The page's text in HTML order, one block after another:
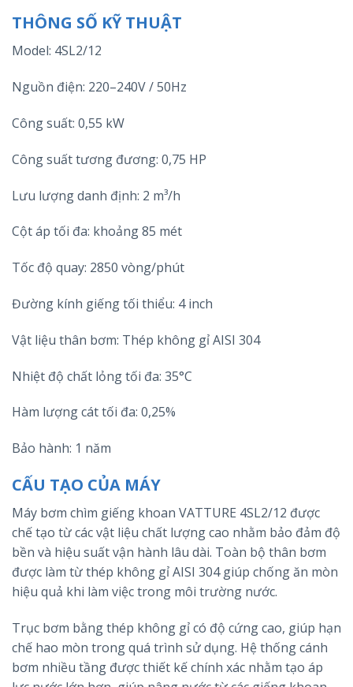
THÔNG SỐ KỸ THUẬT
Model: 4SL2/12
Nguồn điện: 220–240V / 50Hz
Công suất: 0,55 kW
Công suất tương đương: 0,75 HP
Lưu lượng danh định: 2 m³/h
Cột áp tối đa: khoảng 85 mét
Tốc độ quay: 2850 vòng/phút
Đường kính giếng tối thiểu: 4 inch
Vật liệu thân bơm: Thép không gỉ AISI 304
Nhiệt độ chất lỏng tối đa: 35°C
Hàm lượng cát tối đa: 0,25%
Bảo hành: 1 năm
CẤU TẠO CỦA MÁY
Máy bơm chìm giếng khoan VATTURE 4SL2/12 được
chế tạo từ các vật liệu chất lượng cao nhằm bảo đảm độ
bền và hiệu suất vận hành lâu dài. Toàn bộ thân bơm
được làm từ thép không gỉ AISI 304 giúp chống ăn mòn
hiệu quả khi làm việc trong môi trường nước.
Trục bơm bằng thép không gỉ có độ cứng cao, giúp hạn
chế hao mòn trong quá trình sử dụng. Hệ thống cánh
bơm nhiều tầng được thiết kế chính xác nhằm tạo áp